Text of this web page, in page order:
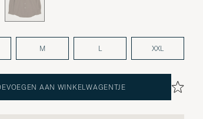
M L XXL
AAN WINKELWAGENTJE